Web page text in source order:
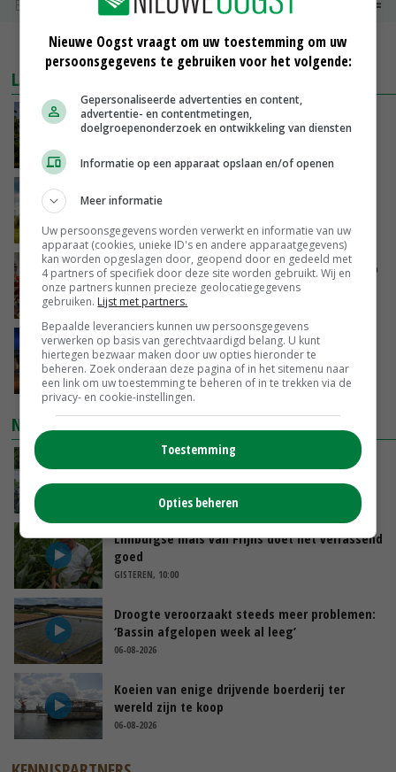
Bintje Info € 48,00
MEER MARKTPRIJZEN
LAATSTE NIEUWS
Kamervragen over onttrekkingsverbod,
minister spreekt van ‘ondernemersrisico’
‘Rendement van Krullvarkens komt van de
overkant’
GISTEREN, 15:30
Oorlogen en El Niño stuwen voedselprijzen op
GISTEREN, 15:04
Nettowinst Royal A-ware onder druk ondanks
hogere omzet
GISTEREN, 14:35
NIEUWSTE VIDEO'S
Oekraïne-vlogger Kees Huizinga: ‘Bezoek van
de ambassade mag zelf groente plukken’
GISTEREN, 12:00
Limburgse mais van Frijns doet het verrassend
goed
GISTEREN, 10:00
Droogte veroorzaakt steeds meer problemen:
‘Bassin afgelopen week al leeg’
06-08-2026
Koeien van enige drijvende boerderij ter
wereld zijn te koop
06-08-2026
Nieuwe Oogst vraagt om uw toestemming om uw
persoonsgegevens te gebruiken voor het volgende:
Gepersonaliseerde advertenties en content,
advertentie- en contentmetingen,
doelgroepenonderzoek en ontwikkeling van diensten
Informatie op een apparaat opslaan en/of openen
Meer informatie
Uw persoonsgegevens worden verwerkt en informatie van uw
apparaat (cookies, unieke ID's en andere apparaatgegevens)
kan worden opgeslagen door, geopend door en gedeeld met
4 partners of specifiek door deze site worden gebruikt. Wij en
onze partners kunnen precieze geolocatiegegevens
gebruiken. Lijst met partners.
Bepaalde leveranciers kunnen uw persoonsgegevens
verwerken op basis van gerechtvaardigd belang. U kunt
hiertegen bezwaar maken door uw opties hieronder te
beheren. Zoek onderaan deze pagina of in het sitemenu naar
een link om uw toestemming te beheren of in te trekken via de
privacy- en cookie-instellingen.
Toestemming
Opties beheren